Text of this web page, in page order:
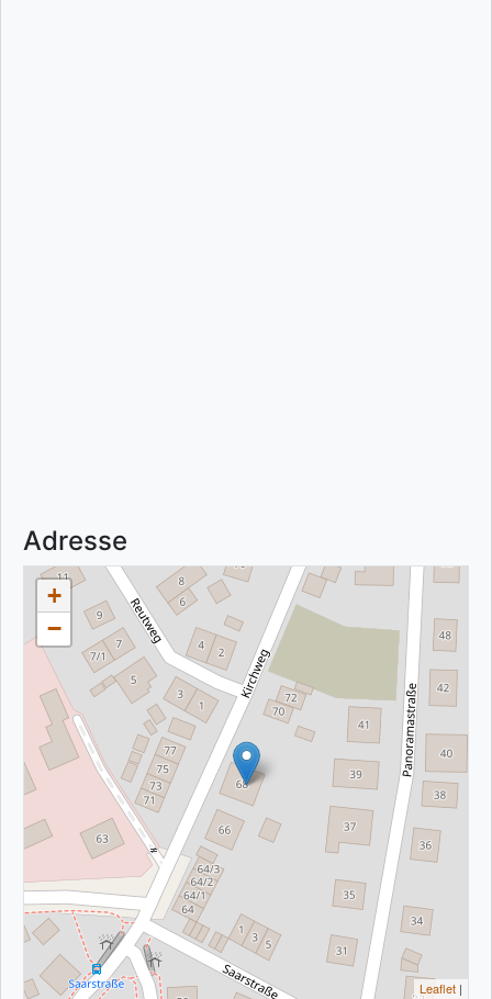
Adresse
+
−
Leaflet |